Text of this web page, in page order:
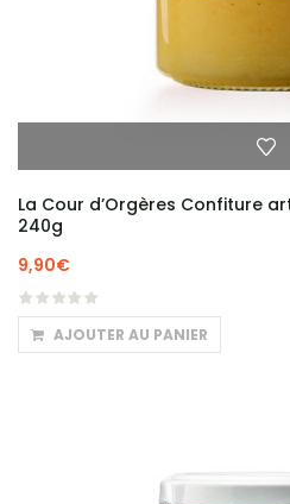
La Cour d’Orgères Confiture
240g
9,90€
AJOUTER AU PANIER